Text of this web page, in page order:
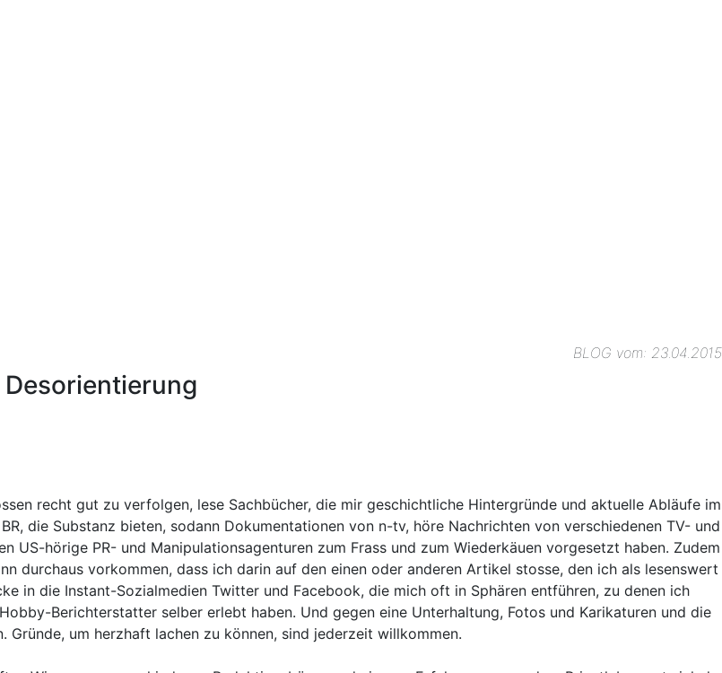
BLOG vom: 23.04.2015
recht gut zu verfolgen, lese Sachbücher, die mir geschichtliche Hintergründe und aktuelle Abläufe im
die Substanz bieten, sodann Dokumentationen von n-tv, höre Nachrichten von verschiedenen TV- und
US-hörige PR- und Manipulationsagenturen zum Frass und zum Wiederkäuen vorgesetzt haben. Zudem
durchaus vorkommen, dass ich darin auf den einen oder anderen Artikel stosse, den ich als lesenswert
in die Instant-Sozialmedien Twitter und Facebook, die mich oft in Sphären entführen, zu denen ich
Berichterstatter selber erlebt haben. Und gegen eine Unterhaltung, Fotos und Karikaturen und die
um herzhaft lachen zu können, sind jederzeit willkommen.